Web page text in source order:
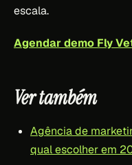
escala.
Agendar demo Fly
Ver também
Agência de
qual escolher em